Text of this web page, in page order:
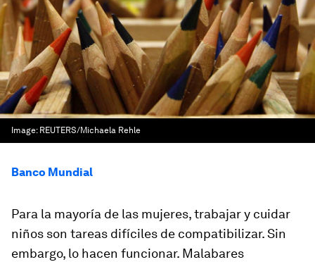
Image: REUTERS/Michaela Rehle
Banco Mundial
Para la mayoría de las mujeres, trabajar y cuidar
niños son tareas difíciles de compatibilizar. Sin
embargo, lo hacen funcionar. Malabares